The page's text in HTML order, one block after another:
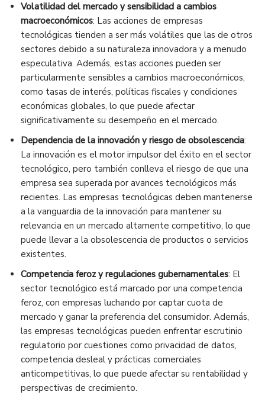
Volatilidad del mercado y sensibilidad a cambios
macroeconómicos: Las acciones de empresas
tecnológicas tienden a ser más volátiles que las de otros
sectores debido a su naturaleza innovadora y a menudo
especulativa. Además, estas acciones pueden ser
particularmente sensibles a cambios macroeconómicos,
como tasas de interés, políticas fiscales y condiciones
económicas globales, lo que puede afectar
significativamente su desempeño en el mercado.
Dependencia de la innovación y riesgo de obsolescencia:
La innovación es el motor impulsor del éxito en el sector
tecnológico, pero también conlleva el riesgo de que una
empresa sea superada por avances tecnológicos más
recientes. Las empresas tecnológicas deben mantenerse
a la vanguardia de la innovación para mantener su
relevancia en un mercado altamente competitivo, lo que
puede llevar a la obsolescencia de productos o servicios
existentes.
Competencia feroz y regulaciones gubernamentales: El
sector tecnológico está marcado por una competencia
feroz, con empresas luchando por captar cuota de
mercado y ganar la preferencia del consumidor. Además,
las empresas tecnológicas pueden enfrentar escrutinio
regulatorio por cuestiones como privacidad de datos,
competencia desleal y prácticas comerciales
anticompetitivas, lo que puede afectar su rentabilidad y
perspectivas de crecimiento.